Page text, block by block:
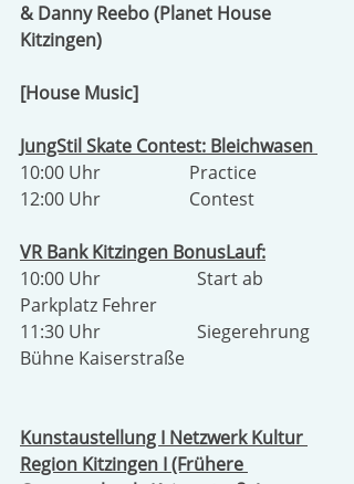
& Danny Reebo (Planet House
Kitzingen)
[House Music]
JungStil Skate Contest: Bleichwasen
10:00 Uhr                    Practice
12:00 Uhr                    Contest
VR Bank Kitzingen BonusLauf:
10:00 Uhr        		Start ab
Parkplatz Fehrer
11:30 Uhr        		Siegerehrung
Bühne Kaiserstraße
Kunstaustellung I Netzwerk Kultur
Region Kitzingen I (Frühere